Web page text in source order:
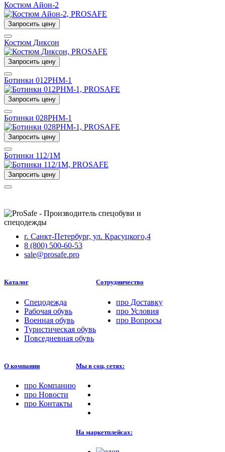
Костюм Айон-2
Запросить цену
Костюм Диксон
Запросить цену
Ботинки 012РНМ-1
Запросить цену
Ботинки 028РНМ-1
Запросить цену
Ботинки 112/1М
Запросить цену
г. Санкт-Петербург, ул. Красуцкого,4
8 (800) 500-60-53
sale@prosafe.pro
Каталог
Спецодежда
Рабочая обувь
Военная обувь
Туристическая обувь
Повседневная обувь
Сотрудничество
про Доставку
про Условия
про Вопросы
О компании
про Компанию
про Новости
про Контакты
Мы в соц. сетях:
На маркетплейсах: